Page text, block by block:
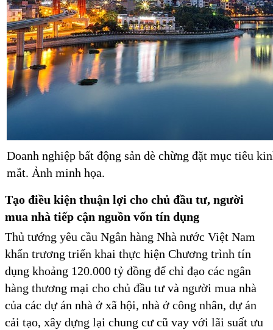
Doanh nghiệp bất động sản dè chừng đặt mục tiêu
mắt. Ảnh minh họa.
Tạo điều kiện thuận lợi cho chủ đầu tư, người
mua nhà tiếp cận nguồn vốn tín dụng
Thủ tướng yêu cầu Ngân hàng Nhà nước Việt Nam
khẩn trương triển khai thực hiện Chương trình tín
dụng khoảng 120.000 tỷ đồng để chỉ đạo các ngân
hàng thương mại cho chủ đầu tư và người mua nhà
của các dự án nhà ở xã hội, nhà ở công nhân, dự án
cải tạo, xây dựng lại chung cư cũ vay với lãi suất ưu